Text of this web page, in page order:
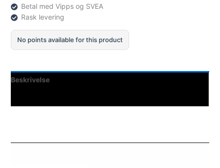
Betal med Vipps og SVEA
Rask levering
No points available for this product
Beskrivelse